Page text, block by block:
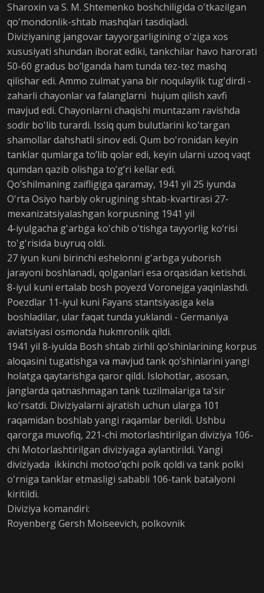
Sharoxin va S. M. Shtemenko boshchiligida o'tkazilgan
qo'mondonlik-shtab mashqlari tasdiqladi.
Diviziyaning jangovar tayyorgarligining o'ziga xos
xususiyati shundan iborat ediki, tankchilar havo harorati
50-60 gradus bo’lganda ham tunda tez-tez mashq
qilishar edi. Ammo zulmat yana bir noqulaylik tug'dirdi -
zaharli chayonlar va falanglarni hujum qilish xavfi
mavjud edi. Chayonlarni chaqishi muntazam ravishda
sodir bo'lib turardi. Issiq qum bulutlarini ko'targan
shamollar dahshatli sinov edi. Qum bo'ronidan keyin
tanklar qumlarga to’lib qolar edi, keyin ularni uzoq vaqt
qumdan qazib olishga to’g’ri kellar edi.
Qo’shilmaning zaifligiga qaramay, 1941 yil 25 iyunda
O'rta Osiyo harbiy okrugining shtab-kvartirasi 27-
mexanizatsiyalashgan korpusning 1941 yil
4-iyulgacha g'arbga ko'chib o'tishga tayyorlig ko’risi
to'g'risida buyruq oldi.
27 iyun kuni birinchi eshelonni g'arbga yuborish
jarayoni boshlanadi, qolganlari esa orqasidan ketishdi.
8-iyul kuni ertalab bosh poyezd Voronejga yaqinlashdi.
Poezdlar 11-iyul kuni Fayans stantsiyasiga kela
boshladilar, ular faqat tunda yuklandi - Germaniya
aviatsiyasi osmonda hukmronlik qildi.
1941 yil 8-iyulda Bosh shtab zirhli qo’shinlarining korpus
aloqasini tugatishga va mavjud tank qo’shinlarini yangi
holatga qaytarishga qaror qildi. Islohotlar, asosan,
janglarda qatnashmagan tank tuzilmalariga ta'sir
ko'rsatdi. Diviziyalarni ajratish uchun ularga 101
raqamidan boshlab yangi raqamlar berildi. Ushbu
qarorga muvofiq, 221-chi motorlashtirilgan diviziya 106-
chi Motorlashtirilgan diviziyaga aylantirildi. Yangi
diviziyada ikkinchi motoo’qchi polk qoldi va tank polki
o'rniga tanklar etmasligi sababli 106-tank batalyoni
kiritildi.
Diviziya komandiri:
Royenberg Gersh Moiseevich, polkovnik